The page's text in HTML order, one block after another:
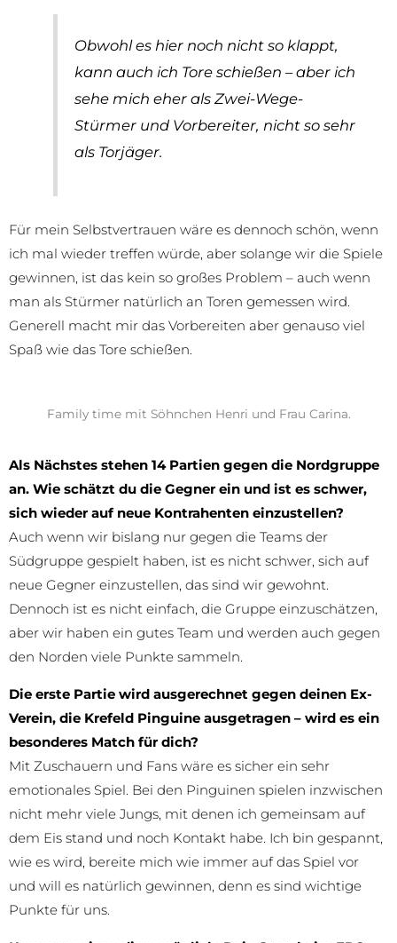
Obwohl es hier noch nicht so klappt,
kann auch ich Tore schießen – aber ich
sehe mich eher als Zwei-Wege-
Stürmer und Vorbereiter, nicht so sehr
als Torjäger.
Für mein Selbstvertrauen wäre es dennoch schön, wenn
ich mal wieder treffen würde, aber solange wir die Spiele
gewinnen, ist das kein so großes Problem – auch wenn
man als Stürmer natürlich an Toren gemessen wird.
Generell macht mir das Vorbereiten aber genauso viel
Spaß wie das Tore schießen.
Family time mit Söhnchen Henri und Frau Carina.
Als Nächstes stehen 14 Partien gegen die Nordgruppe
an. Wie schätzt du die Gegner ein und ist es schwer,
sich wieder auf neue Kontrahenten einzustellen?
Auch wenn wir bislang nur gegen die Teams der
Südgruppe gespielt haben, ist es nicht schwer, sich auf
neue Gegner einzustellen, das sind wir gewohnt.
Dennoch ist es nicht einfach, die Gruppe einzuschätzen,
aber wir haben ein gutes Team und werden auch gegen
den Norden viele Punkte sammeln.
Die erste Partie wird ausgerechnet gegen deinen Ex-
Verein, die Krefeld Pinguine ausgetragen – wird es ein
besonderes Match für dich?
Mit Zuschauern und Fans wäre es sicher ein sehr
emotionales Spiel. Bei den Pinguinen spielen inzwischen
nicht mehr viele Jungs, mit denen ich gemeinsam auf
dem Eis stand und noch Kontakt habe. Ich bin gespannt,
wie es wird, bereite mich wie immer auf das Spiel vor
und will es natürlich gewinnen, denn es sind wichtige
Punkte für uns.